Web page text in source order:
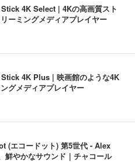
4K Select | 4Kの高画質スト
ーミングメディアプレイヤー
4K Plus | 映画館のような4K
グメディアプレイヤー
(エコードット) 第5世代 - Alex
鮮やかなサウンド｜チャコール